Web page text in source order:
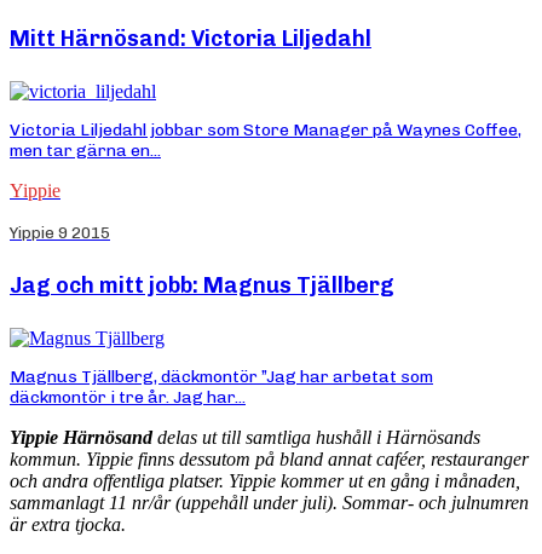
Mitt Härnösand: Victoria Liljedahl
Victoria Liljedahl jobbar som Store Manager på Waynes Coffee,
men tar gärna en...
Yippie
Yippie 9 2015
Jag och mitt jobb: Magnus Tjällberg
Magnus Tjällberg, däckmontör ”Jag har arbetat som
däckmontör i tre år. Jag har...
Yippie Härnösanddelas ut till samtliga hushåll i Härnösands
kommun. Yippie finns dessutom på bland annat caféer, restauranger
och andra offentliga platser. Yippie kommer ut en gång i månaden,
sammanlagt 11 nr/år (uppehåll under juli). Sommar- och julnumren
är extra tjocka.